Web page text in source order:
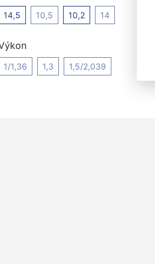
14,5 10,5 10,2 14
1/1,36 1,3 1,5/2,039